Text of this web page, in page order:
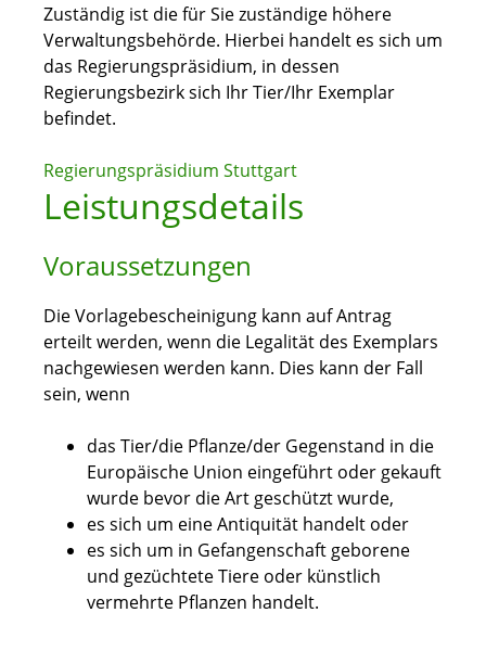
Zuständig ist die für Sie zuständige höhere
Verwaltungsbehörde. Hierbei handelt es sich um
das Regierungspräsidium, in dessen
Regierungsbezirk sich Ihr Tier/Ihr Exemplar
befindet.
Regierungspräsidium Stuttgart
Leistungsdetails
Voraussetzungen
Die Vorlagebescheinigung kann auf Antrag
erteilt werden, wenn die Legalität des Exemplars
nachgewiesen werden kann. Dies kann der Fall
sein, wenn
das Tier/die Pflanze/der Gegenstand in die
Europäische Union eingeführt oder gekauft
wurde bevor die Art geschützt wurde,
es sich um eine Antiquität handelt oder
es sich um in Gefangenschaft geborene
und gezüchtete Tiere oder künstlich
vermehrte Pflanzen handelt.